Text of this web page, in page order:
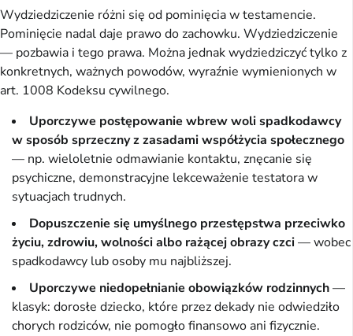
Wydziedziczenie różni się od pominięcia w testamencie.
Pominięcie nadal daje prawo do zachowku. Wydziedziczenie
— pozbawia i tego prawa. Można jednak wydziedziczyć tylko z
konkretnych, ważnych powodów, wyraźnie wymienionych w
art. 1008 Kodeksu cywilnego.
Uporczywe postępowanie wbrew woli spadkodawcy
w sposób sprzeczny z zasadami współżycia społecznego
— np. wieloletnie odmawianie kontaktu, znęcanie się
psychiczne, demonstracyjne lekceważenie testatora w
sytuacjach trudnych.
Dopuszczenie się umyślnego przestępstwa przeciwko
życiu, zdrowiu, wolności albo rażącej obrazy czci— wobec
spadkodawcy lub osoby mu najbliższej.
Uporczywe niedopełnianie obowiązków rodzinnych—
klasyk: dorosłe dziecko, które przez dekady nie odwiedziło
chorych rodziców, nie pomogło finansowo ani fizycznie.